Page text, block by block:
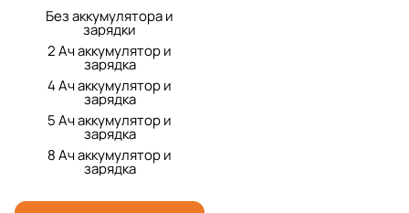
Без аккумулятора и
зарядки
2 Ач аккумулятор и
зарядка
4 Ач аккумулятор и
зарядка
5 Ач аккумулятор и
зарядка
8 Ач аккумулятор и
зарядка